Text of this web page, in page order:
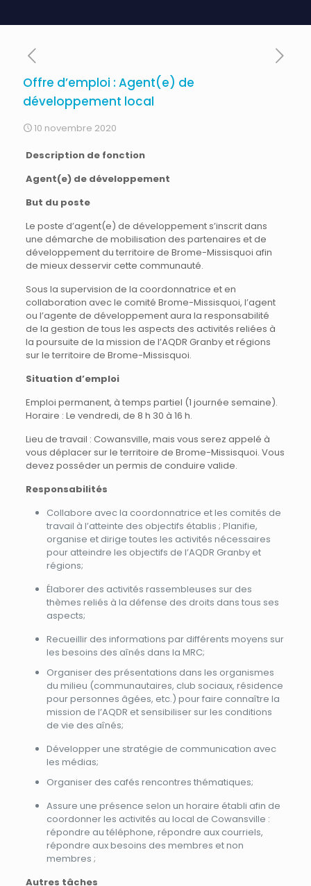
Offre d’emploi : Agent(e) de
développement local
10 novembre 2020
Description de fonction
Agent(e) de développement
But du poste
Le poste d’agent(e) de développement s’inscrit dans
une démarche de mobilisation des partenaires et de
développement du territoire de Brome-Missisquoi afin
de mieux desservir cette communauté.
Sous la supervision de la coordonnatrice et en
collaboration avec le comité Brome-Missisquoi, l’agent
ou l’agente de développement aura la responsabilité
de la gestion de tous les aspects des activités reliées à
la poursuite de la mission de l’AQDR Granby et régions
sur le territoire de Brome-Missisquoi.
Situation d’emploi
Emploi permanent, à temps partiel (1 journée semaine).
Horaire : Le vendredi, de 8 h 30 à 16 h.
Lieu de travail : Cowansville, mais vous serez appelé à
vous déplacer sur le territoire de Brome-Missisquoi. Vous
devez posséder un permis de conduire valide.
Responsabilités
Collabore avec la coordonnatrice et les comités de
travail à l’atteinte des objectifs établis ; Planifie,
organise et dirige toutes les activités nécessaires
pour atteindre les objectifs de l’AQDR Granby et
régions;
Élaborer des activités rassembleuses sur des
thèmes reliés à la défense des droits dans tous ses
aspects;
Recueillir des informations par différents moyens sur
les besoins des aînés dans la MRC;
Organiser des présentations dans les organismes
du milieu (communautaires, club sociaux, résidence
pour personnes âgées, etc.) pour faire connaître la
mission de l’AQDR et sensibiliser sur les conditions
de vie des aînés;
Développer une stratégie de communication avec
les médias;
Organiser des cafés rencontres thématiques;
Assure une présence selon un horaire établi afin de
coordonner les activités au local de Cowansville :
répondre au téléphone, répondre aux courriels,
répondre aux besoins des membres et non
membres ;
Autres tâches